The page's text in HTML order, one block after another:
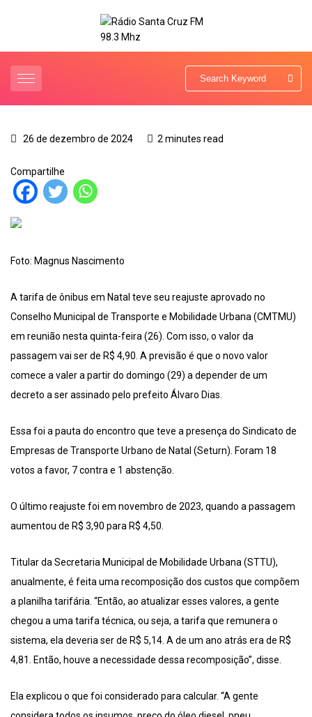
26 de dezembro de 2024 2 minutes read
Compartilhe
Foto: Magnus Nascimento
A tarifa de ônibus em Natal teve seu reajuste aprovado no
Conselho Municipal de Transporte e Mobilidade Urbana (CMTMU)
em reunião nesta quinta-feira (26). Com isso, o valor da
passagem vai ser de R$ 4,90. A previsão é que o novo valor
comece a valer a partir do domingo (29) a depender de um
decreto a ser assinado pelo prefeito Álvaro Dias.
Essa foi a pauta do encontro que teve a presença do Sindicato de
Empresas de Transporte Urbano de Natal (Seturn). Foram 18
votos a favor, 7 contra e 1 abstenção.
O último reajuste foi em novembro de 2023, quando a passagem
aumentou de R$ 3,90 para R$ 4,50.
Titular da Secretaria Municipal de Mobilidade Urbana (STTU),
anualmente, é feita uma recomposição dos custos que compõem
a planilha tarifária. “Então, ao atualizar esses valores, a gente
chegou a uma tarifa técnica, ou seja, a tarifa que remunera o
sistema, ela deveria ser de R$ 5,14. A de um ano atrás era de R$
4,81. Então, houve a necessidade dessa recomposição”, disse.
Ela explicou o que foi considerado para calcular. “A gente